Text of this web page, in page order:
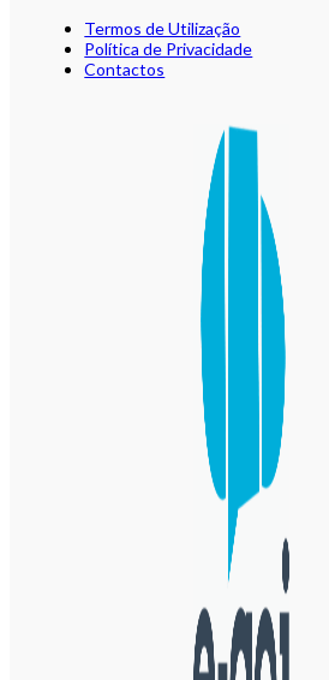
Termos de Utilização
Política de Privacidade
Contactos